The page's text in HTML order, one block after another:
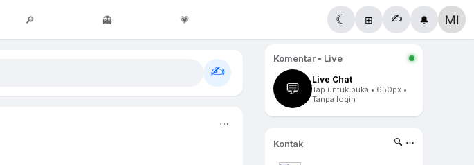
🔎 👻 💗 ☾ ⊞ ✍️ 🔔
✍️
⋯
Komentar • Live
💬
Live Chat
Tap untuk buka • 650px •
Tanpa login
Kontak 🔍 ⋯